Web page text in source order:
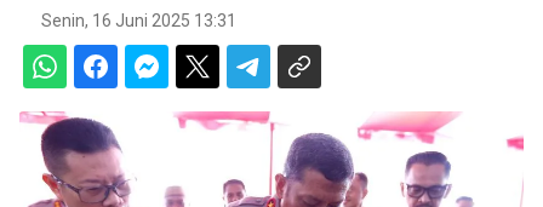
Senin, 16 Juni 2025 13:31